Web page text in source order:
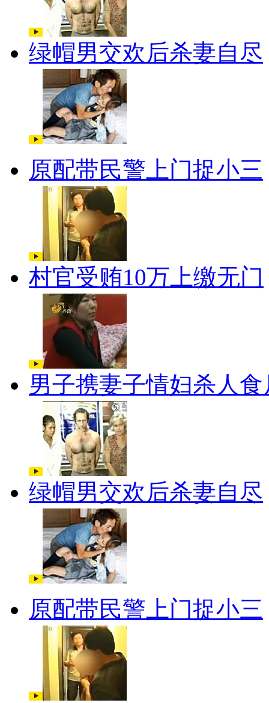
绿帽男交欢后杀妻自尽
原配带民警上门捉小三
村官受贿10万上缴无门
男子携妻子情妇杀人食
绿帽男交欢后杀妻自尽
原配带民警上门捉小三